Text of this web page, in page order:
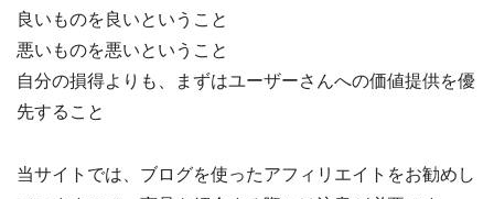
良いものを良いということ
悪いものを悪いということ
自分の損得よりも、まずはユーザーさんへの価値提供を優
先すること
当サイトでは、ブログを使ったアフィリエイトをお勧めし